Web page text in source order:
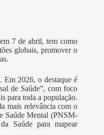
7 de abril, tem como
globais, promover o
Em 2026, o destaque é
de Saúde”, com foco
para toda a população.
mais relevância com o
Saúde Mental (PNSM-
Saúde para mapear